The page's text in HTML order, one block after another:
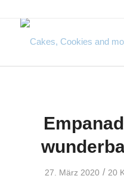
27. März 2020 / 20